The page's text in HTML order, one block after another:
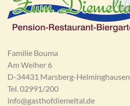
Familie Bouma
Am Weiher 6
D-34431 Marsberg-Helminghausen
Tel. 02991/200
info@gasthofdiemeltal.de